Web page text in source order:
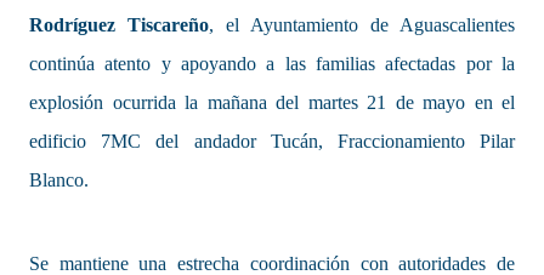
Rodríguez Tiscareño, el Ayuntamiento de Aguascalientes
continúa atento y apoyando a las familias afectadas por la
explosión ocurrida la mañana del martes 21 de mayo en el
edificio 7MC del andador Tucán, Fraccionamiento Pilar
Blanco.
Se mantiene una estrecha coordinación con autoridades de